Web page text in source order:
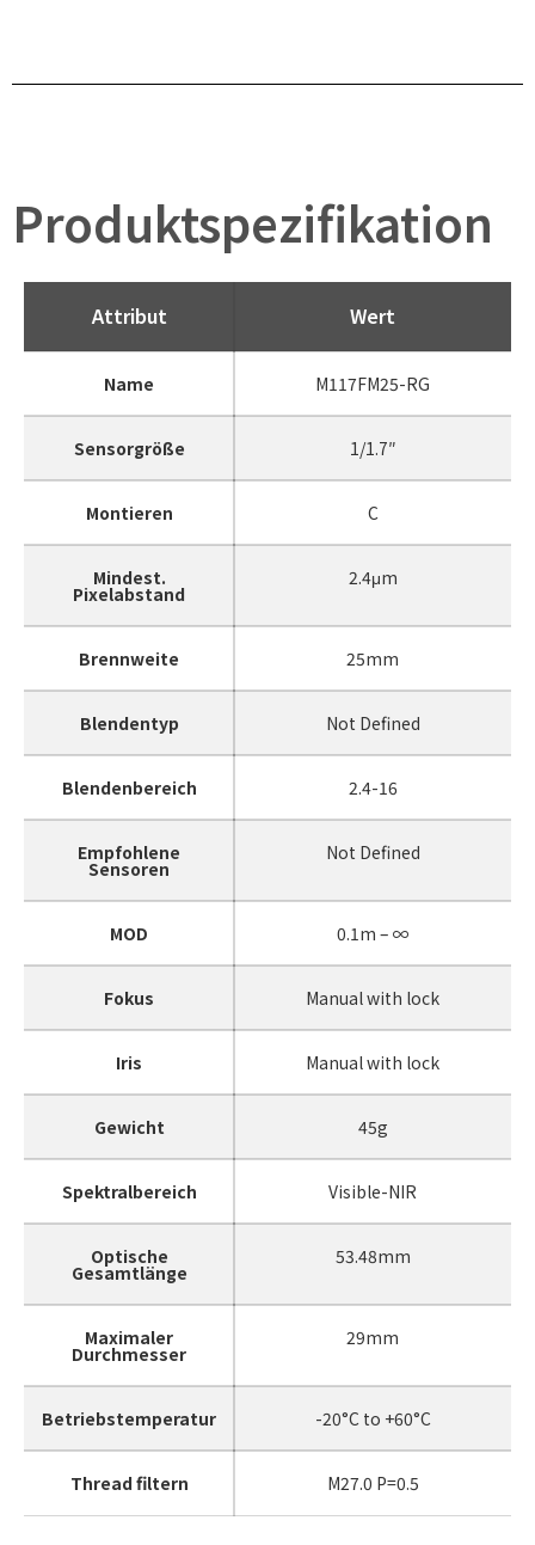
Produktspezifikation
Attribut Wert
Name M117FM25-RG
Sensorgröße 1/1.7″
Montieren C
Mindest.
Pixelabstand
2.4μm
Brennweite 25mm
Blendentyp Not Defined
Blendenbereich 2.4-16
Empfohlene
Sensoren
Not Defined
MOD 0.1m – ∞
Fokus Manual with lock
Iris Manual with lock
Gewicht 45g
Spektralbereich Visible-NIR
Optische
Gesamtlänge
53.48mm
Maximaler
Durchmesser
29mm
Betriebstemperatur -20°C to +60°C
Thread filtern M27.0 P=0.5